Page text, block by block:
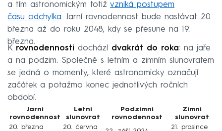
a tím astronomickým totiž vzniká postupem
času odchylka. Jarní rovnodennost bude nastávat 20.
března až do roku 2048, kdy se přesune na 19.
března.
K rovnodennosti dochází dvakrát do roka: na jaře
a na podzim. Společně s letním a zimním slunovratem
se jedná o momenty, které astronomicky označují
začátek a potažmo konec jednotlivých ročních
období.
Jarní
rovnodennost
Letní
slunovrat
Podzimní
rovnodennost
Zimní
slunovrat
20. března
20. června
21. prosince